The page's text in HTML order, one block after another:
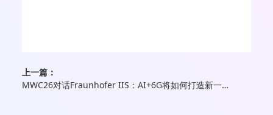
上一篇：
MWC26对话Fraunhofer IIS：AI+6G将如何打造新一代移动音频体验